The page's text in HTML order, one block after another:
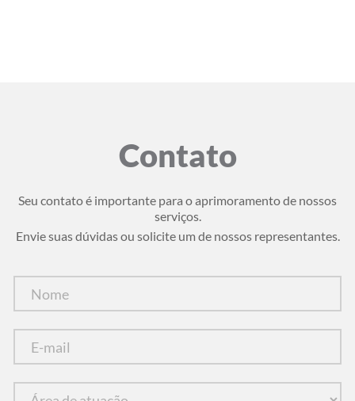
Contato
Seu contato é importante para o aprimoramento de nossos
serviços.
Envie suas dúvidas ou solicite um de nossos representantes.